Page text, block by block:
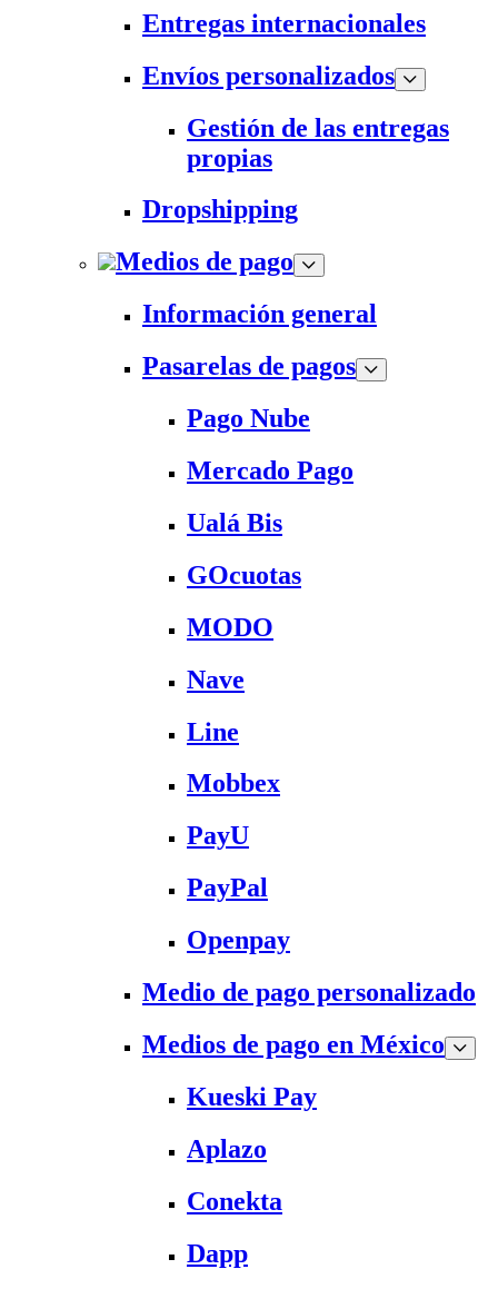
Entregas internacionales
Envíos personalizados
Gestión de las entregas
propias
Dropshipping
Medios de pago
Información general
Pasarelas de pagos
Pago Nube
Mercado Pago
Ualá Bis
GOcuotas
MODO
Nave
Line
Mobbex
PayU
PayPal
Openpay
Medio de pago personalizado
Medios de pago en México
Kueski Pay
Aplazo
Conekta
Dapp